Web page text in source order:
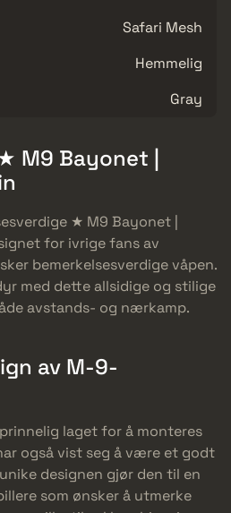
Safari Mesh
Hemmelig
Gray
M9 Bayonet |
★ M9 Bayonet |
for ivrige fans av
bemerkelsesverdige våpen.
med dette allsidige og stilige
avstands- og nærkamp.
av M-9-
laget for å monteres
også vist seg å være et godt
designen gjør den til en
som ønsker å utmerke